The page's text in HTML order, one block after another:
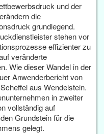
und der
die
grundlegend.
stehen vor
effizienter zu
veränderte
Wie dieser Wandel in der
Anwenderbericht von
aus Wendelstein.
in zweiter
vollständig auf
Grundstein für die
gelegt.